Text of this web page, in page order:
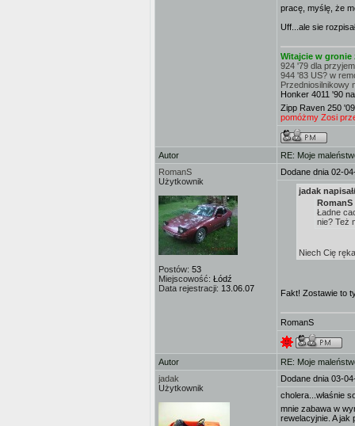
pracę, myślę, że
Uff...ale sie
Witajcie w
924 '79 dla
944 '83 US? w
Przedniosilnikowy
Honker 4011 '90
Zipp Raven 250
pomóżmy Zosi
Autor
RE: Moje
RomanS
Użytkownik
Postów: 53
Miejscowość: Łódź
Data rejestracji: 13.06.07
Dodane dnia 02-
jadak
RomanS
Ładne
nie? Też
Niech Cię
Fakt! Zostawie to
RomanS
Autor
RE: Moje
jadak
Użytkownik
Dodane dnia 03-
cholera...właśnie
mnie zabawa w
rewelacyjnie. A jak